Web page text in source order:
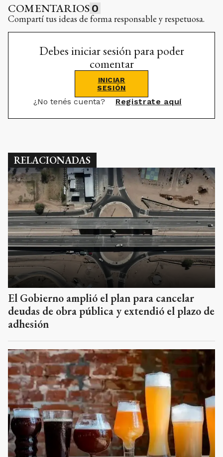
COMENTARIOS 0
Compartí tus ideas de forma responsable y respetuosa.
Debes iniciar sesión para poder
comentar
INICIAR
SESIÓN
¿No tenés cuenta? Registrate aquí
RELACIONADAS
El Gobierno amplió el plan para cancelar
deudas de obra pública y extendió el plazo de
adhesión